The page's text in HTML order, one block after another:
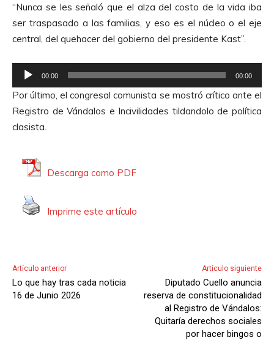
d
e
A
d
i
o
“Nunca se les señaló que el alza del costo de la vida iba
ser traspasado a las familias, y eso es el núcleo o el eje
central, del quehacer del gobierno del presidente Kast”.
e
p
r
o
A
u
00:00 00:00
Por último, el congresal comunista se mostró crítico ante el
Registro de Vándalos e Incivilidades tildandolo de política
clasista.
Descarga como PDF
Imprime este artículo
Artículo anterior
Lo que hay tras cada noticia
16 de Junio 2026
Artículo siguiente
Diputado Cuello anuncia
reserva de constitucionalidad
al Registro de Vándalos:
Quitaría derechos sociales
por hacer bingos o